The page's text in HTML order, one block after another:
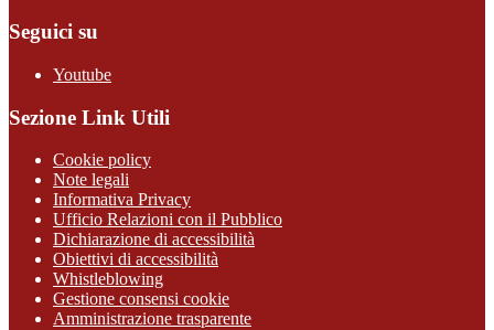
Seguici su
Youtube
Sezione Link Utili
Cookie policy
Note legali
Informativa Privacy
Ufficio Relazioni con il Pubblico
Dichiarazione di accessibilità
Obiettivi di accessibilità
Whistleblowing
Gestione consensi cookie
Amministrazione trasparente